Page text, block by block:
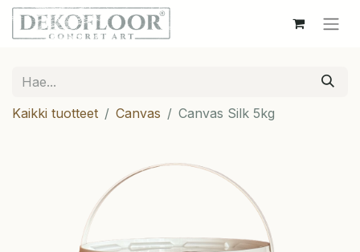
Kaikki tuotteet Canvas Canvas Silk 5kg